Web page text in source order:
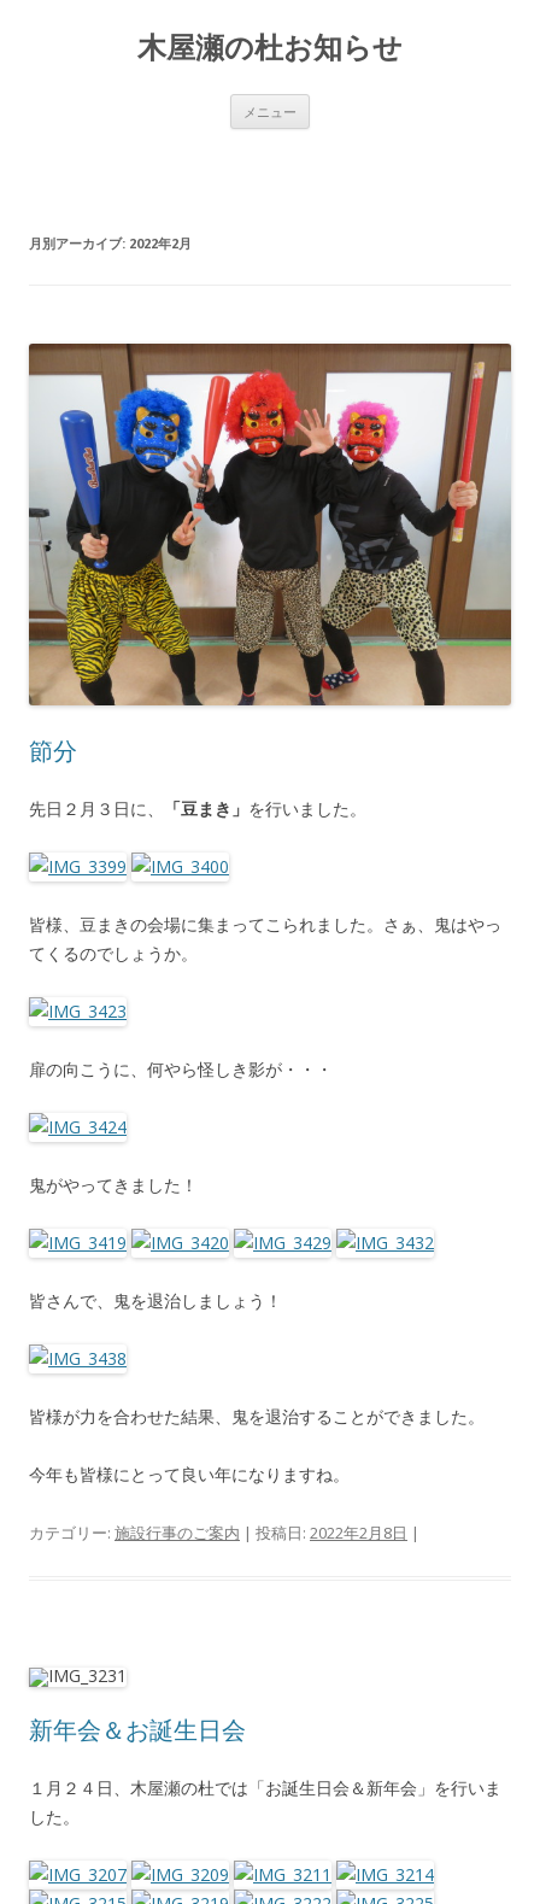
木屋瀬の杜お知らせ
メニュー
月別アーカイブ: 2022年2月
節分
先日２月３日に、 「豆まき」 を行いました。
皆様、豆まきの会場に集まってこられました。さぁ、鬼はやっ
てくるのでしょうか。
扉の向こうに、何やら怪しき影が・・・
鬼がやってきました！
皆さんで、鬼を退治しましょう！
皆様が力を合わせた結果、鬼を退治することができました。
今年も皆様にとって良い年になりますね。
カテゴリー: 施設行事のご案内 | 投稿日: 2022年2月8日 |
新年会＆お誕生日会
１月２４日、木屋瀬の杜では「お誕生日会＆新年会」を行いま
した。